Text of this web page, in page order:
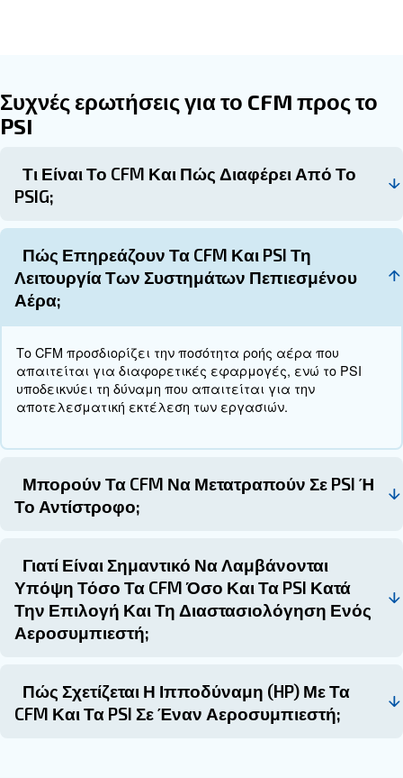
Επικοινωνήστε με τους
σήμερα!
Η κατανόηση της σχέσης μεταξύ CFM και PSI
σημασίας για την αποτελεσματική επιλογή και
αεροσυμπιεστών και πνευματικών εργαλείων.
υπόψη τις απαιτήσεις CFM και PSI της
βιομηχανίας και των εφαρμογών σας, μπορείτε
συνδυασμό ροής αέρα και πίεσης.
Η χρήση των μεθόδων μετατροπής που
απρόσκοπτες μεταβάσεις μεταξύ CFM και PSI,
λειτουργεί με κορυφαία απόδοση, βελτιώνοντας
παραγωγικότητα και παρατείνοντας τη
εξοπλισμού.
αλληλεπίδρασής τους θα σας δώσει τη
λαμβάνετε ενημερωμένες αποφάσεις,
αποδοτική και αποτελεσματική λειτουργία των
πεπιεσμένου αέρα. Είτε είστε επαγγελματίας
είτε ερασιτέχνης, αυτή η γνώση είναι πολύτιμη